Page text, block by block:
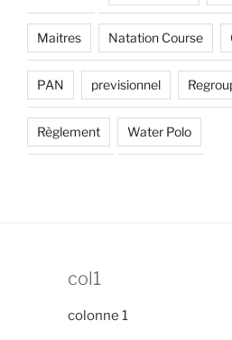
Maitres Natation Course
PAN previsionnel
Règlement Water Polo
col1
colonne 1